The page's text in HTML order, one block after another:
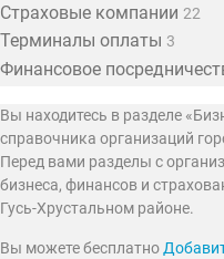
Страховые компании 22
Терминалы оплаты 3
Финансовое
Вы находитесь в разделе
справочника организаций
Перед вами разделы с
бизнеса, финансов и
Гусь-Хрустальном районе.
Вы можете бесплатно